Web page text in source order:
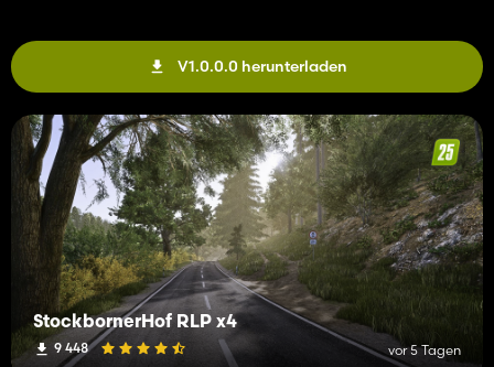
V1.0.0.0 herunterladen
StockbornerHof RLP x4
9 448 vor 5 Tagen